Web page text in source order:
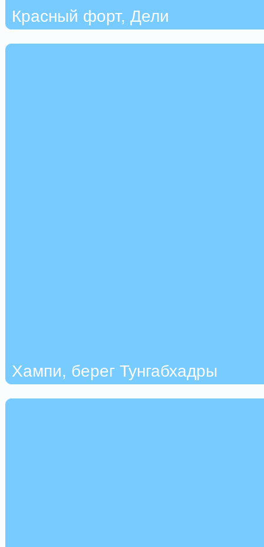
Красный форт, Дели
Хампи, берег Тунгабхадры